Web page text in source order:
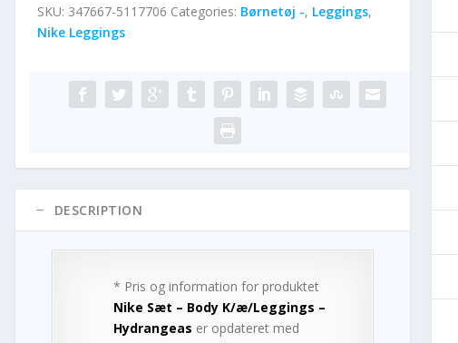
SKU: 347667-5117706 Categories: Børnetøj -, Leggings,
Nike Leggings
DESCRIPTION
* Pris og information for produktet
Nike Sæt – Body K/æ/Leggings –
Hydrangeas er opdateret med